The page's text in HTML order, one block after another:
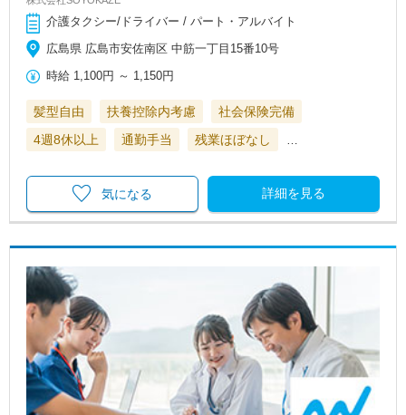
介護タクシー/ドライバー / パート・アルバイト
広島県 広島市安佐南区 中筋一丁目15番10号
時給 1,100円 ～ 1,150円
髪型自由 扶養控除内考慮
社会保険完備
4週8休以上
通勤手当 残業ほぼなし
詳細を見る
気になる